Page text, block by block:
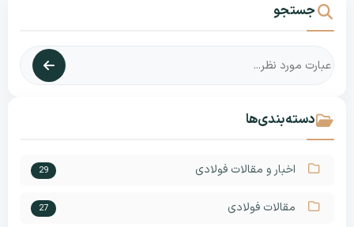
جستجو
دسته‌بندی‌ها
اخبار و مقالات فولادی 29
مقالات فولادی 27